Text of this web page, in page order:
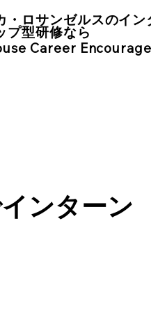
・ロサンゼルスのイン
プ型研修なら
Career Encourage
ンターン